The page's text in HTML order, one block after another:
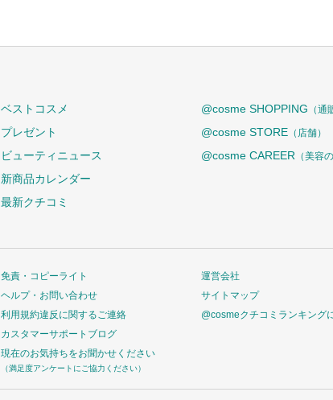
ベストコスメ
プレゼント
ビューティニュース
新商品カレンダー
最新クチコミ
@cosme SHOPPING （通
@cosme STORE （店舗）
@cosme CAREER （美容
免責・コピーライト
ヘルプ・お問い合わせ
利用規約違反に関するご連絡
カスタマーサポートブログ
現在のお気持ちをお聞かせください
（満足度アンケートにご協力ください）
運営会社
サイトマップ
@cosmeクチコミランキング